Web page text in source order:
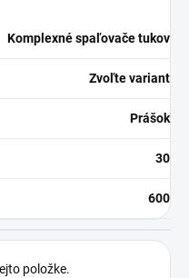
Komplexné spaľovače tukov
Zvoľte variant
Prášok
30
600
položke.